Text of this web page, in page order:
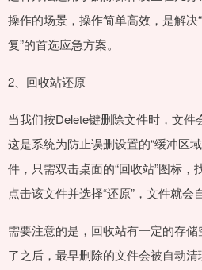
操作的场景，操作简单高效，是解决
复”的首选应急方案。
2、回收站还原
当我们按Delete键删除文件时，文件
这是系统为防止误删设置的“缓冲区
件，只需双击桌面的“回收站”图标
点击该文件并选择“还原”，文件就会
需要注意的是，回收站有一定的存
了之后，最早删除的文件会被自动